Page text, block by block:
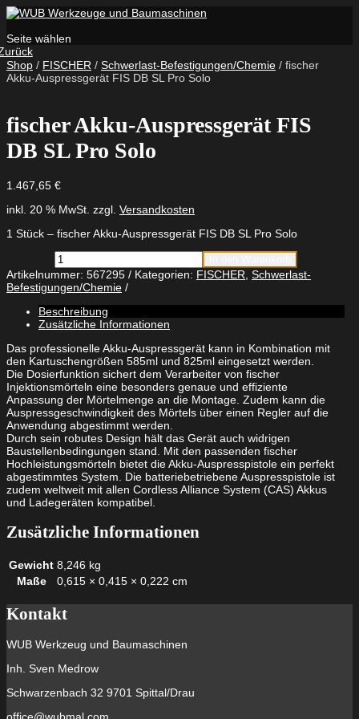
Seite wählen
Shop / FISCHER / Schwerlast-Befestigungen/Chemie / fischer
Akku-Auspressgerät FIS DB SL Pro Solo
fischer Akku-Auspressgerät FIS
DB SL Pro Solo
1.467,65 €
inkl. 20 % MwSt. zzgl. Versandkosten
1 Stück – fischer Akku-Auspressgerät FIS DB SL Pro Solo
fischer
Akku-
Auspressgerät
FIS
DB
SL
Pro
Solo
Menge
Artikelnummer: 567295 Kategorien: FISCHER Schwerlast-
Befestigungen/Chemie
Beschreibung
Zusätzliche Informationen
Das professionelle Akku-Auspressgerät kann in Kombination mit
den Kartuschengrößen 585ml und 825ml eingesetzt werden.
Die Dosierfunktion sichert dem Verarbeiter von fischer
Injektionsmörteln eine besonders genaue und effiziente
Anpassung der Mörtelmenge an die Montage. Zudem kann die
Auspressgeschwindigkeit des Mörtels über einen Regler auf die
Anwendung abgestimmt werden.
Durch sein robutes Design hält das Gerät auch widrigen
Baustellenbedingungen stand. Mit den passenden fischer
Hochleistungsmörteln bietet die Akku-Auspresspistole ein perfekt
abgestimmtes System. Die batteriebetriebene Auspresspistole ist
zudem weltweit mit allen Cordless Alliance System (CAS) Akkus
und Ladegeräten kompatibel.
Zusätzliche Informationen
Gewicht 8,246 kg
Maße
0,615 × 0,415 × 0,222 cm
Kontakt
WUB Werkzeug und Baumaschinen
Inh. Sven Medrow
Schwarzenbach 32 9701 Spittal/Drau